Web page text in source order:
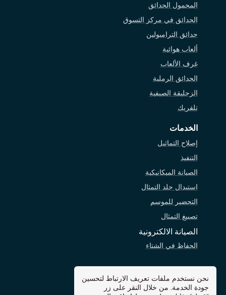
نحن نستخدم ملفات تعريف الارتباط لتحسين
جودة الخدمة. من خلال النقر على زر
المحمول الحدائق
الحدائق في مركز التسوق
حدائق الترامبولين
ألعاب هوائية
غرف الألعاب
الحدائق الرملية
الزحليقة الصيفية
تلفريك
الخدمات
إصلاح التماثيل
التنفيذ
الصيانة الميكانيكية
استبدال جلد التمثال
التحضير للموسم
تصبيغ التمثال
الصيانة الالكترونية
الحفاظ في الشتاء
عن الشركة